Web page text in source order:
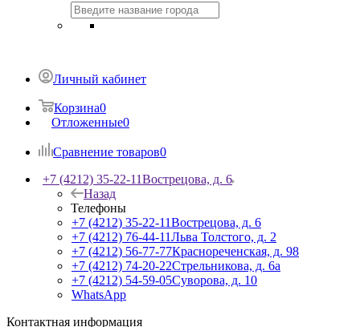
Личный кабинет
Корзина0
Отложенные0
Сравнение товаров0
+7 (4212) 35-22-11Вострецова, д. 6
Назад
Телефоны
+7 (4212) 35-22-11Вострецова, д. 6
+7 (4212) 76-44-11Льва Толстого, д. 2
+7 (4212) 56-77-77Краснореченская, д. 98
+7 (4212) 74-20-22Стрельникова, д. 6а
+7 (4212) 54-59-05Суворова, д. 10
WhatsApp
Контактная информация